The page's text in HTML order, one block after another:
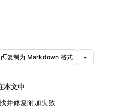
复制为 Markdown 格式
本文中
并修复附加失败